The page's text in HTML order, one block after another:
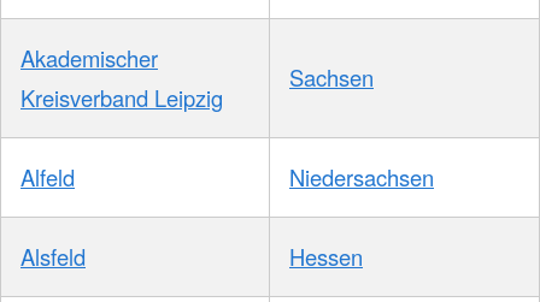
Akademischer
Kreisverband Leipzig
Sachsen
Alfeld Niedersachsen
Alsfeld Hessen